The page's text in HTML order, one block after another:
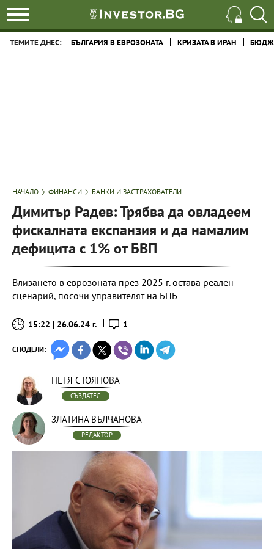
ТЕМИТЕ ДНЕС: БЪЛГАРИЯ В ЕВРОЗОНАТА КРИЗАТА В ИРАН
НАЧАЛО ФИНАНСИ БАНКИ И ЗАСТРАХОВАТЕЛИ
Димитър Радев: Трябва да овладеем
фискалната експанзия и да намалим
дефицита с 1% от БВП
Влизането в еврозоната през 2025 г. остава реален
сценарий, посочи управителят на БНБ
15:22 | 26.06.24 г. 1
СПОДЕЛИ:
ПЕТЯ СТОЯНОВА
СЪЗДАТЕЛ
ЗЛАТИНА ВЪЛЧАНОВА
РЕДАКТОР